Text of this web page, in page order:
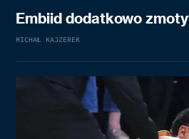
Embiid dodatkowo
MICHAŁ KAJZEREK